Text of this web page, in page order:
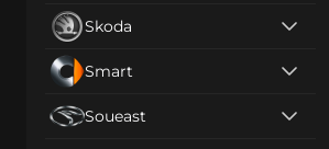
Skoda
Smart
Soueast